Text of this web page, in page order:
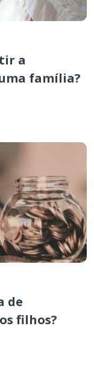
a
família?
de
filhos?